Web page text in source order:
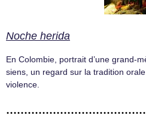
Noche herida
En Colombie, portrait d’une grand-
siens, un regard sur la tradition
violence.